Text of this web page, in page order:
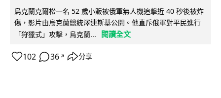
烏克蘭克爾松一名 52 歲小販被俄軍無人機追擊近 40 秒後被炸
傷，影片由烏克蘭總統澤連斯基公開。他直斥俄軍對平民進行
「狩獵式」攻擊，烏克蘭...
閱讀全文
102 36 ↗ 分享